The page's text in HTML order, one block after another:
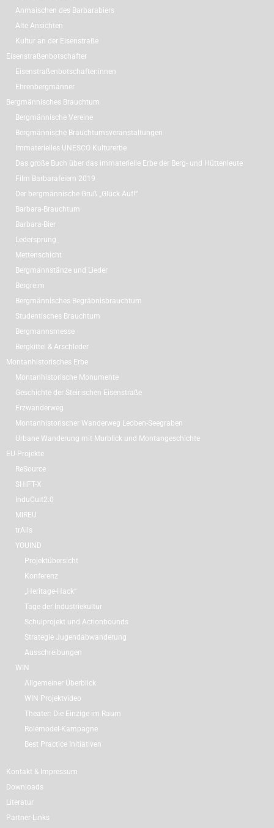
Anmaischen des Barbarabiers
Alte Ansichten
Kultur an der Eisenstraße
Eisenstraßenbotschafter
Eisenstraßenbotschafter:innen
Ehrenbergmänner
Bergmännisches Brauchtum
Bergmännische Vereine
Bergmännische Brauchtumsveranstaltungen
Immaterielles UNESCO Kulturerbe
Das große Buch über das immaterielle Erbe der Berg- und Hüttenleute
Film Barbarafeiern 2019
Der bergmännische Gruß „Glück Auf!“
Barbara-Brauchtum
Barbara-Bier
Ledersprung
Mettenschicht
Bergmannstänze und Lieder
Bergreim
Bergmännisches Begräbnisbrauchtum
Studentisches Brauchtum
Bergmannsmesse
Bergkittel & Arschleder
Montanhistorisches Erbe
Montanhistorische Monumente
Geschichte der Steirischen Eisenstraße
Erzwanderweg
Montanhistorischer Wanderweg Leoben-Seegraben
Urbane Wanderung mit Murblick und Montangeschichte
EU-Projekte
ReSource
SHIFT-X
InduCult2.0
MIREU
trAils
YOUIND
Projektübersicht
Konferenz
„Heritage-Hack“
Tage der Industriekultur
Schulprojekt und Actionbounds
Strategie Jugendabwanderung
Ausschreibungen
WIN
Allgemeiner Überblick
WIN Projektvideo
Theater: Die Einzige im Raum
Rolemodel-Kampagne
Best Practice Initiativen
Kontakt & Impressum
Downloads
Literatur
Partner-Links